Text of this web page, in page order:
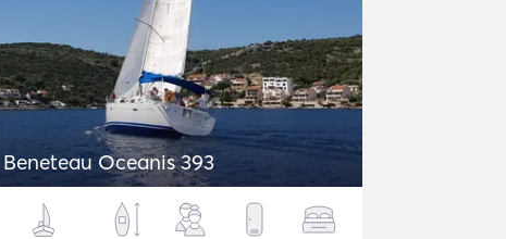
Beneteau Oceanis 393